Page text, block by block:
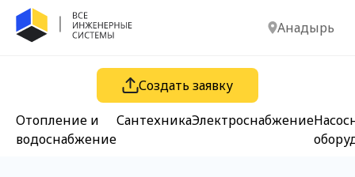
Анадырь
Создать заявку
Отопление и
водоснабжение
СантехникаЭлектроснабжение